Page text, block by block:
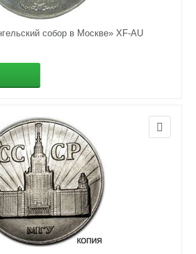
собор в Москве» XF-AU